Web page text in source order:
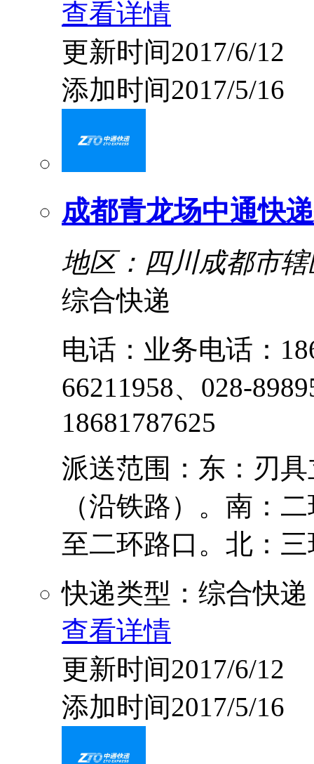
查看详情
更新时间2017/6/12
添加时间2017/5/16
成都青龙场中通快
地区：四川成都市辖
综合快递
电话：业务电话：
66211958、028-
18681787625
派送范围：东：刃
（沿铁路）。南：
至二环路口。北：
快递类型：综合快递
查看详情
更新时间2017/6/12
添加时间2017/5/16